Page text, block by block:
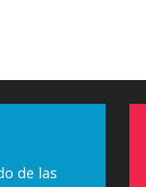
de las